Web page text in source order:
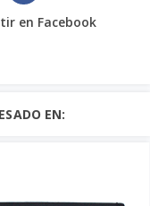
en Facebook
EN: